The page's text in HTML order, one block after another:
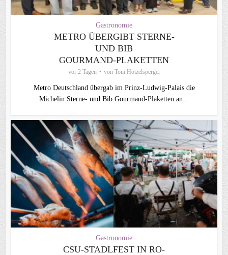
Gastronomie
METRO ÜBERGIBT STERNE-
UND BIB
GOURMAND‑PLAKETTEN
vor 2 Tagen von Toni Hötzelsperger
Metro Deutschland übergab im Prinz-Ludwig-Palais die
Michelin Sterne- und Bib Gourmand-Plaketten an...
Gastronomie
CSU-STADLFEST IN RO-